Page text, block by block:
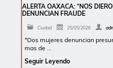
ALERTA OAXACA: “NOS
DENUNCIAN FRAUDE
Ciudad 25/05/2026
*Dos mujeres denuncian
mas de …
Seguir Leyendo